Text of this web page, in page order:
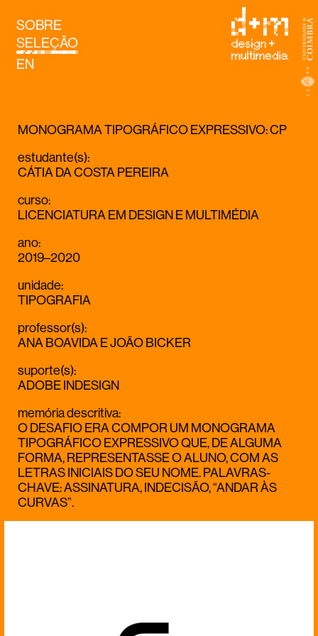
SOBRE
SELEÇÃO
EN
MONOGRAMA TIPOGRÁFICO EXPRESSIVO: CP
estudante(s):
CÁTIA DA COSTA PEREIRA
curso:
LICENCIATURA EM DESIGN E MULTIMÉDIA
ano:
2019–2020
unidade:
TIPOGRAFIA
professor(s):
ANA BOAVIDAEJOÃO BICKER
suporte(s):
ADOBE INDESIGN
memória descritiva:
O DESAFIO ERA COMPOR UM MONOGRAMA
TIPOGRÁFICO EXPRESSIVO QUE, DE ALGUMA
FORMA, REPRESENTASSE O ALUNO, COM AS
LETRAS INICIAIS DO SEU NOME. PALAVRAS-
CHAVE: ASSINATURA, INDECISÃO, “ANDAR ÀS
CURVAS”.